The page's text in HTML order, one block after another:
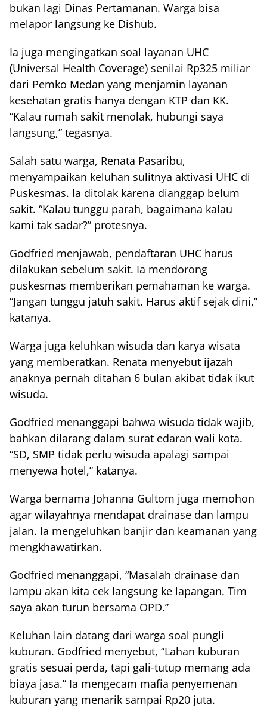
bukan lagi Dinas Pertamanan. Warga bisa
melapor langsung ke Dishub.
Ia juga mengingatkan soal layanan UHC
(Universal Health Coverage) senilai Rp325 miliar
dari Pemko Medan yang menjamin layanan
kesehatan gratis hanya dengan KTP dan KK.
“Kalau rumah sakit menolak, hubungi saya
langsung,” tegasnya.
Salah satu warga, Renata Pasaribu,
menyampaikan keluhan sulitnya aktivasi UHC di
Puskesmas. Ia ditolak karena dianggap belum
sakit. “Kalau tunggu parah, bagaimana kalau
kami tak sadar?” protesnya.
Godfried menjawab, pendaftaran UHC harus
dilakukan sebelum sakit. Ia mendorong
puskesmas memberikan pemahaman ke warga.
“Jangan tunggu jatuh sakit. Harus aktif sejak dini,”
katanya.
Warga juga keluhkan wisuda dan karya wisata
yang memberatkan. Renata menyebut ijazah
anaknya pernah ditahan 6 bulan akibat tidak ikut
wisuda.
Godfried menanggapi bahwa wisuda tidak wajib,
bahkan dilarang dalam surat edaran wali kota.
“SD, SMP tidak perlu wisuda apalagi sampai
menyewa hotel,” katanya.
Warga bernama Johanna Gultom juga memohon
agar wilayahnya mendapat drainase dan lampu
jalan. Ia mengeluhkan banjir dan keamanan yang
mengkhawatirkan.
Godfried menanggapi, “Masalah drainase dan
lampu akan kita cek langsung ke lapangan. Tim
saya akan turun bersama OPD.”
Keluhan lain datang dari warga soal pungli
kuburan. Godfried menyebut, “Lahan kuburan
gratis sesuai perda, tapi gali-tutup memang ada
biaya jasa.” Ia mengecam mafia penyemenan
kuburan yang menarik sampai Rp20 juta.